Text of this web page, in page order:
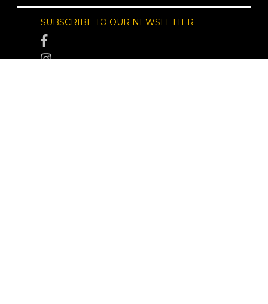
SUBSCRIBE TO OUR NEWSLETTER